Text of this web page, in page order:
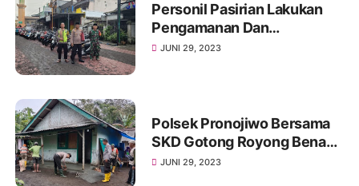
Personil Pasirian Lakukan
Pengamanan Dan
Pengaturan Pastikan Sholat
JUNI 29, 2023
Polsek Pronojiwo Bersama
SKD Gotong Royong Benahi
Rumah Warga
JUNI 29, 2023